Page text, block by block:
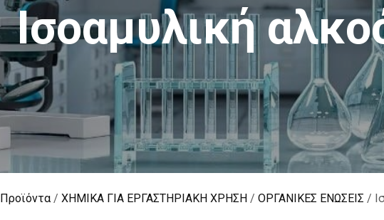
Ισοαμυλική
Προϊόντα/ ΧΗΜΙΚΑ ΓΙΑ ΕΡΓΑΣΤΗΡΙΑΚΗ ΧΡΗΣΗ / ΟΡΓΑΝΙΚΕΣ ΕΝΩΣΕΙΣ /